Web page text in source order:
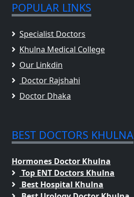
POPULAR LINKS
Specialist Doctors
Khulna Medical College
Our Linkdin
Doctor Rajshahi
Doctor Dhaka
BEST DOCTORS KHULNA
Hormones Doctor Khulna
Top ENT Doctors Khulna
Best Hospital Khulna